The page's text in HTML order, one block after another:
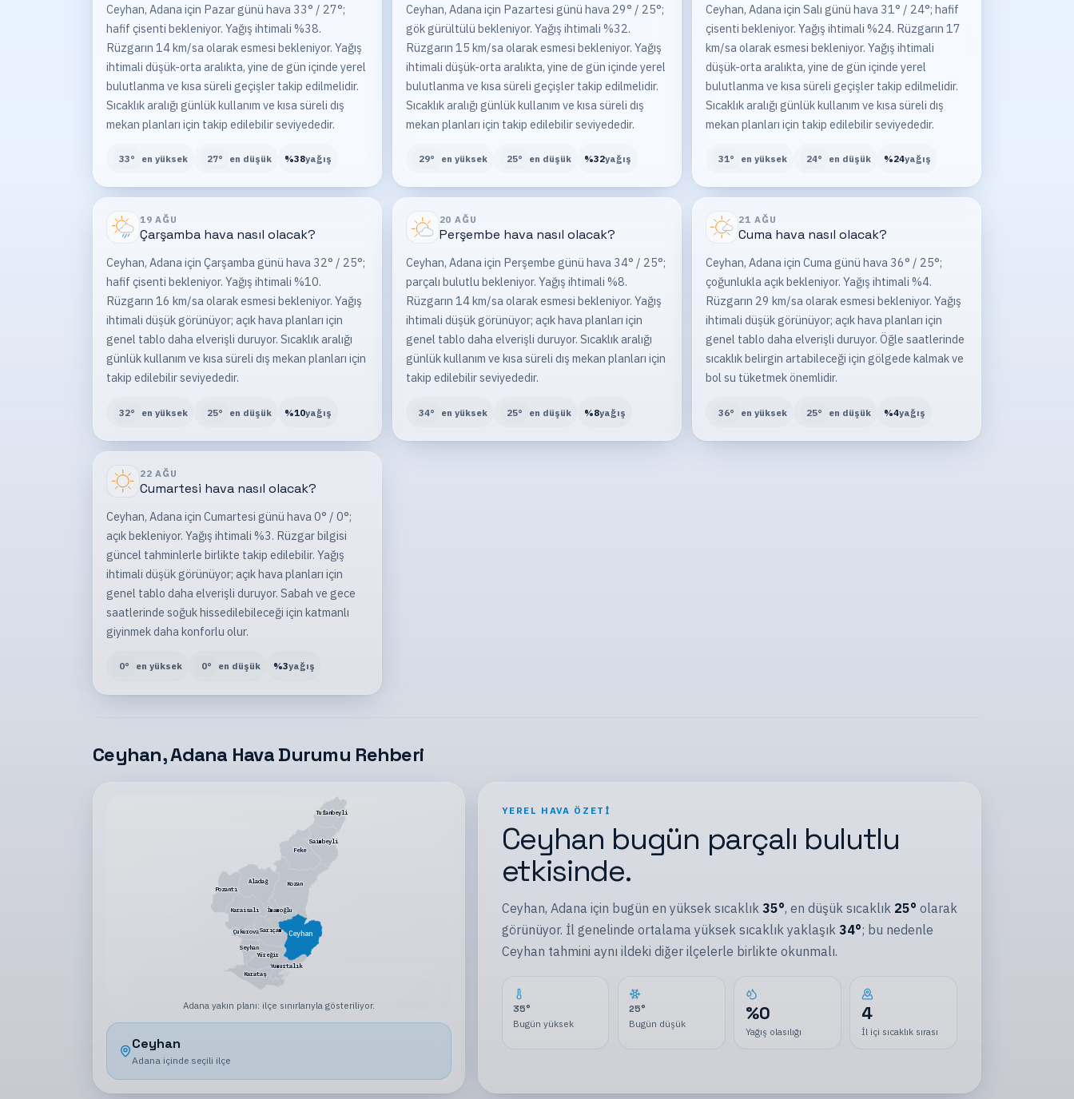
Ceyhan, Adana için Pazar günü hava 33° / 27°;
hafif çisenti bekleniyor. Yağış ihtimali %38.
Rüzgarın 14 km/sa olarak esmesi bekleniyor. Yağış
ihtimali düşük-orta aralıkta, yine de gün içinde yerel
bulutlanma ve kısa süreli geçişler takip edilmelidir.
Sıcaklık aralığı günlük kullanım ve kısa süreli dış
mekan planları için takip edilebilir seviyededir.
33° en yüksek 27° en düşük %38yağış
Ceyhan, Adana için Pazartesi günü hava 29° / 25°;
gök gürültülü bekleniyor. Yağış ihtimali %32.
Rüzgarın 15 km/sa olarak esmesi bekleniyor. Yağış
ihtimali düşük-orta aralıkta, yine de gün içinde yerel
bulutlanma ve kısa süreli geçişler takip edilmelidir.
Sıcaklık aralığı günlük kullanım ve kısa süreli dış
mekan planları için takip edilebilir seviyededir.
29° en yüksek 25° en düşük %32yağış
Ceyhan, Adana için Salı günü hava 31° / 24°; hafif
çisenti bekleniyor. Yağış ihtimali %24. Rüzgarın 17
km/sa olarak esmesi bekleniyor. Yağış ihtimali
düşük-orta aralıkta, yine de gün içinde yerel
bulutlanma ve kısa süreli geçişler takip edilmelidir.
Sıcaklık aralığı günlük kullanım ve kısa süreli dış
mekan planları için takip edilebilir seviyededir.
31° en yüksek 24° en düşük %24yağış
19 AĞU
Çarşambahava nasıl olacak?
Ceyhan, Adana için Çarşamba günü hava 32° / 25°;
hafif çisenti bekleniyor. Yağış ihtimali %10.
Rüzgarın 16 km/sa olarak esmesi bekleniyor. Yağış
ihtimali düşük görünüyor; açık hava planları için
genel tablo daha elverişli duruyor. Sıcaklık aralığı
günlük kullanım ve kısa süreli dış mekan planları için
takip edilebilir seviyededir.
32° en yüksek 25° en düşük %10yağış
20 AĞU
Perşembe hava nasıl olacak?
Ceyhan, Adana için Perşembe günü hava 34° / 25°;
parçalı bulutlu bekleniyor. Yağış ihtimali %8.
Rüzgarın 14 km/sa olarak esmesi bekleniyor. Yağış
ihtimali düşük görünüyor; açık hava planları için
genel tablo daha elverişli duruyor. Sıcaklık aralığı
günlük kullanım ve kısa süreli dış mekan planları için
takip edilebilir seviyededir.
34° en yüksek 25° en düşük %8yağış
21 AĞU
Cuma hava nasıl olacak?
Ceyhan, Adana için Cuma günü hava 36° / 25°;
çoğunlukla açık bekleniyor. Yağış ihtimali %4.
Rüzgarın 29 km/sa olarak esmesi bekleniyor. Yağış
ihtimali düşük görünüyor; açık hava planları için
genel tablo daha elverişli duruyor. Öğle saatlerinde
sıcaklık belirgin artabileceği için gölgede kalmak ve
bol su tüketmek önemlidir.
36° en yüksek 25° en düşük %4yağış
22 AĞU
Cumartesi hava nasıl olacak?
Ceyhan, Adana için Cumartesi günü hava 0° / 0°;
açık bekleniyor. Yağış ihtimali %3. Rüzgar bilgisi
güncel tahminlerle birlikte takip edilebilir. Yağış
ihtimali düşük görünüyor; açık hava planları için
genel tablo daha elverişli duruyor. Sabah ve gece
saatlerinde soğuk hissedilebileceği için katmanlı
giyinmek daha konforlu olur.
0° en yüksek 0° en düşük %3yağış
Ceyhan, Adana Hava Durumu Rehberi
Aladağ
Çukurova
Feke
İmamoğlu
Karaisalı
Karataş
Kozan
Pozantı
Saimbeyli
Sarıçam
Seyhan
Tufanbeyli
Yumurtalık
Yüreğir
Ceyhan
Adana yakın planı: ilçe sınırlarıyla gösteriliyor.
Ceyhan
Adana içinde seçili ilçe
YEREL HAVA ÖZETI
Ceyhan bugün parçalı bulutlu
etkisinde.
Ceyhan, Adana için bugün en yüksek sıcaklık 35°, en düşük sıcaklık 25° olarak
görünüyor. İl genelinde ortalama yüksek sıcaklık yaklaşık 34°; bu nedenle
Ceyhan tahmini aynı ildeki diğer ilçelerle birlikte okunmalı.
35°
Bugün yüksek
25°
Bugün düşük %0
Yağış olasılığı
4
İl içi sıcaklık sırası